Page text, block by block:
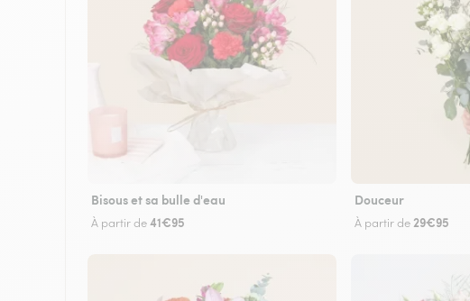
Bisous et sa bulle d'eau
À partir de41€95
Douceur
À partir de 29€95